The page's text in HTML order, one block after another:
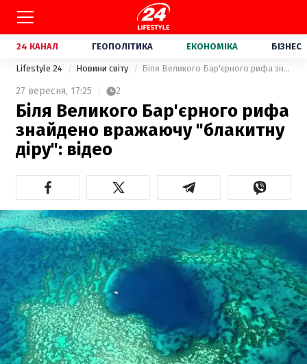
24 КАНАЛ ГЕОПОЛІТИКА ЕКОНОМІКА БІЗНЕС
Lifestyle 24 Новини світу Біля Великого Бар'єрного рифа знайдено вражаючу "блакитну діру": відео
27 вересня, 17:25 2
Біля Великого Бар'єрного рифа
знайдено вражаючу "блакитну
діру": відео